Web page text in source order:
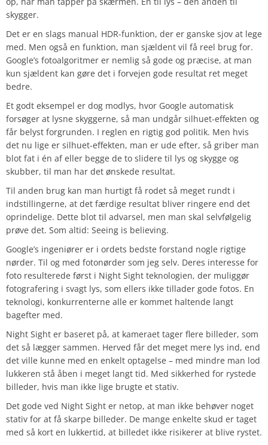
skygger.
Det er en slags manual HDR-funktion, der er ganske sjov at lege
med. Men også en funktion, man sjældent vil få reel brug for.
Google’s fotoalgoritmer er nemlig så gode og præcise, at man
kun sjældent kan gøre det i forvejen gode resultat ret meget
bedre.
Et godt eksempel er dog modlys, hvor Google automatisk
forsøger at lysne skyggerne, så man undgår silhuet-effekten og
får belyst forgrunden. I reglen en rigtig god politik. Men hvis
det nu lige er silhuet-effekten, man er ude efter, så griber man
blot fat i én af eller begge de to slidere til lys og skygge og
skubber, til man har det ønskede resultat.
Til anden brug kan man hurtigt få rodet så meget rundt i
indstillingerne, at det færdige resultat bliver ringere end det
oprindelige. Dette blot til advarsel, men man skal selvfølgelig
prøve det. Som altid: Seeing is believing.
Google’s ingeniører er i ordets bedste forstand nogle rigtige
nørder. Til og med fotonørder som jeg selv. Deres interesse for
foto resulterede først i Night Sight teknologien, der muliggør
fotografering i svagt lys, som ellers ikke tillader gode fotos. En
teknologi, konkurrenterne alle er kommet haltende langt
bagefter med.
Night Sight er baseret på, at kameraet tager flere billeder, som
det så lægger sammen. Herved får det meget mere lys ind, end
det ville kunne med en enkelt optagelse – med mindre man lod
lukkeren stå åben i meget langt tid. Med sikkerhed for rystede
billeder, hvis man ikke lige brugte et stativ.
Det gode ved Night Sight er netop, at man ikke behøver noget
stativ for at få skarpe billeder. De mange enkelte skud er taget
med så kort en lukkertid, at billedet ikke risikerer at blive rystet.